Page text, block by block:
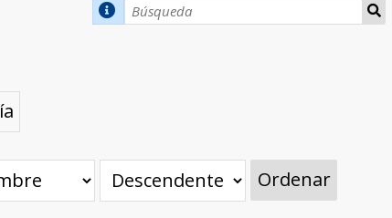
Ordenar